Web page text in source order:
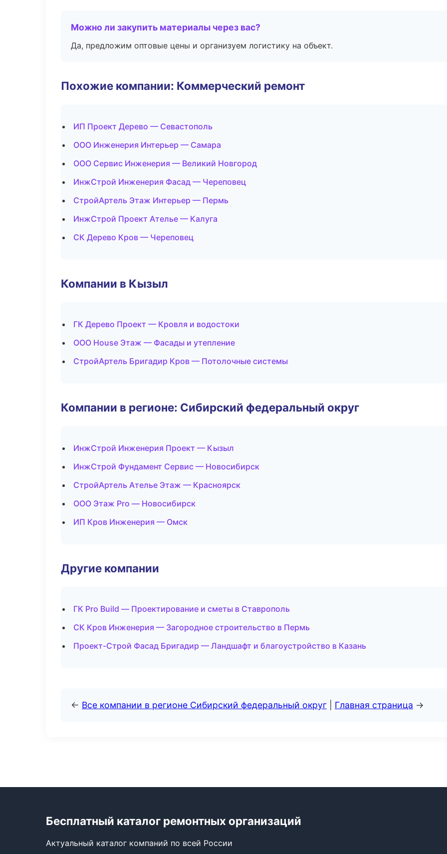
Можно ли закупить материалы через вас?
Да, предложим оптовые цены и организуем логистику на объект.
Похожие компании: Коммерческий ремонт
ИП Проект Дерево — Севастополь
ООО Инженерия Интерьер — Самара
ООО Сервис Инженерия — Великий Новгород
ИнжСтрой Инженерия Фасад — Череповец
СтройАртель Этаж Интерьер — Пермь
ИнжСтрой Проект Ателье — Калуга
СК Дерево Кров — Череповец
Компании в Кызыл
ГК Дерево Проект — Кровля и водостоки
ООО House Этаж — Фасады и утепление
СтройАртель Бригадир Кров — Потолочные системы
Компании в регионе: Сибирский федеральный округ
ИнжСтрой Инженерия Проект — Кызыл
ИнжСтрой Фундамент Сервис — Новосибирск
СтройАртель Ателье Этаж — Красноярск
ООО Этаж Pro — Новосибирск
ИП Кров Инженерия — Омск
Другие компании
ГК Pro Build — Проектирование и сметы в Ставрополь
СК Кров Инженерия — Загородное строительство в Пермь
Проект-Строй Фасад Бригадир — Ландшафт и благоустройство в Казань
← Все компании в регионе Сибирский федеральный округ Главная страница →
Бесплатный каталог ремонтных организаций
Актуальный каталог компаний по всей России